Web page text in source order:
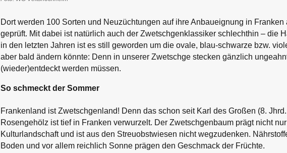
Dort werden 100 Sorten und Neuzüchtungen auf ihre Anbaueignung in Franken
geprüft. Mit dabei ist natürlich auch der Zwetschgenklassiker schlechthin – die
in den letzten Jahren ist es still geworden um die ovale, blau-schwarze bzw.
aber bald ändern könnte: Denn in unserer Zwetschge stecken gänzlich
(wieder)entdeckt werden müssen.
So schmeckt der Sommer
Frankenland ist Zwetschgenland! Denn das schon seit Karl des Großen (8.
Rosengehölz ist tief in Franken verwurzelt. Der Zwetschgenbaum prägt nicht
Kulturlandschaft und ist aus den Streuobstwiesen nicht wegzudenken.
Boden und vor allem reichlich Sonne prägen den Geschmack der Früchte.